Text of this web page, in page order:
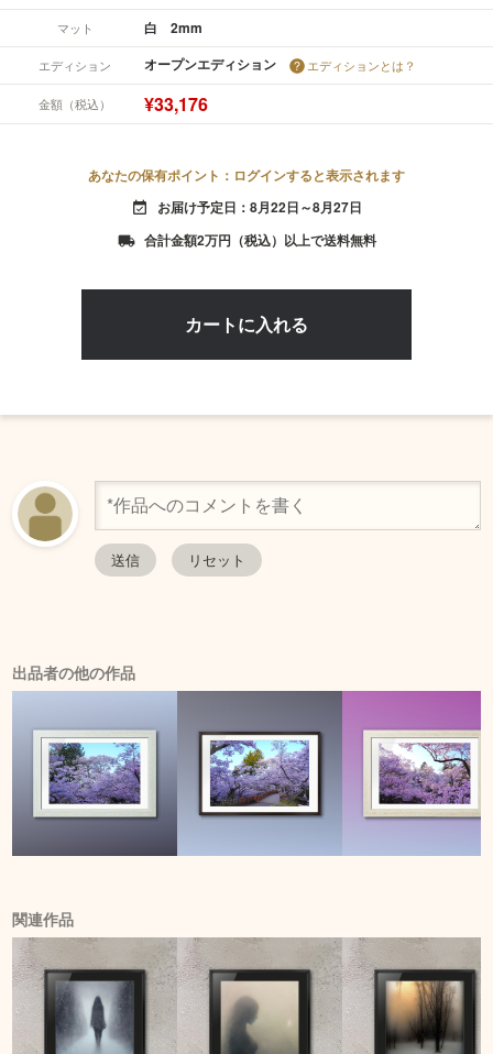
マット 白 2mm
エディション オープンエディション エディションとは？
金額（税込） ¥33,176
あなたの保有ポイント：ログインすると表示されます
event_available お届け予定日：8月22日～8月27日
local_shipping 合計金額2万円（税込）以上で送料無料
出品者の他の作品
関連作品